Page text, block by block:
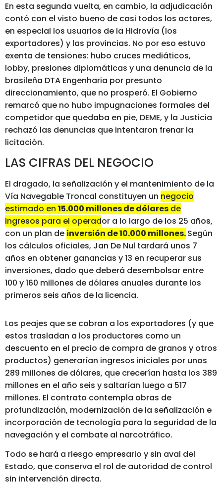
En esta segunda vuelta, en cambio, la adjudicación
contó con el visto bueno de casi todos los actores,
en especial los usuarios de la Hidrovía (los
exportadores) y las provincias. No por eso estuvo
exenta de tensiones: hubo cruces mediáticos,
lobby, presiones diplomáticas y una denuncia de la
brasileña DTA Engenharia por presunto
direccionamiento, que no prosperó. El Gobierno
remarcó que no hubo impugnaciones formales del
competidor que quedaba en pie, DEME, y la Justicia
rechazó las denuncias que intentaron frenar la
licitación.
LAS CIFRAS DEL NEGOCIO
El dragado, la señalización y el mantenimiento de la
Vía Navegable Troncal constituyen un negocio
estimado en 15.000 millones de dólares de
ingresos para el operador a lo largo de los 25 años,
con un plan de inversión de 10.000 millones.Según
los cálculos oficiales, Jan De Nul tardará unos 7
años en obtener ganancias y 13 en recuperar sus
inversiones, dado que deberá desembolsar entre
100 y 160 millones de dólares anuales durante los
primeros seis años de la licencia.
Los peajes que se cobran a los exportadores (y que
estos trasladan a los productores como un
descuento en el precio de compra de granos y otros
productos) generarían ingresos iniciales por unos
289 millones de dólares, que crecerían hasta los 389
millones en el año seis y saltarían luego a 517
millones. El contrato contempla obras de
profundización, modernización de la señalización e
incorporación de tecnología para la seguridad de la
navegación y el combate al narcotráfico.
Todo se hará a riesgo empresario y sin aval del
Estado, que conserva el rol de autoridad de control
sin intervención directa.